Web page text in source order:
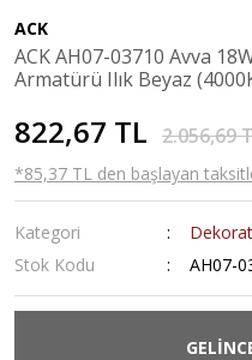
ACK
ACK AH07-03710 Avva
Armatürü Ilık Beyaz
822,67 TL 2.056,69
*85,37 TL den başlayan
Kategori
Stok Kodu
AH07-